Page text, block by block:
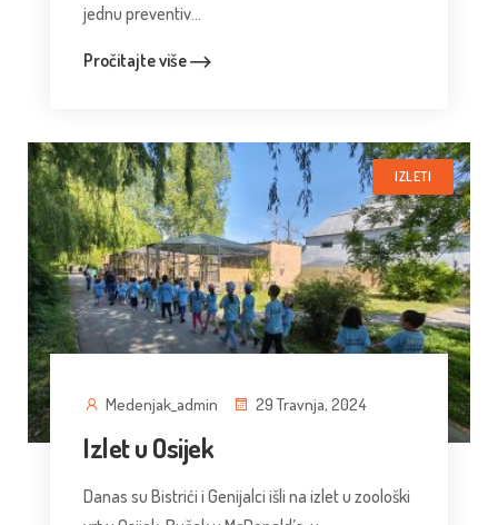
jednu preventiv...
Pročitajte više
IZLETI
Medenjak_admin 29 Travnja, 2024
Izlet u Osijek
Danas su Bistrići i Genijalci išli na izlet u zoološki